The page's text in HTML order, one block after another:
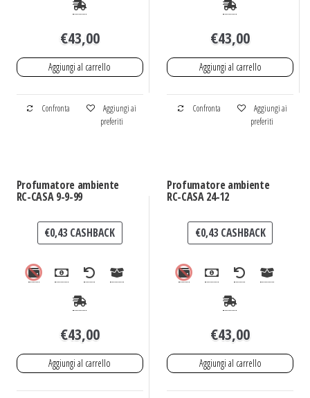
€43,00
Aggiungi al carrello
Confronta
Aggiungi ai
preferiti
€43,00
Aggiungi al carrello
Confronta
Aggiungi ai
preferiti
Profumatore ambiente
RC-CASA 9-9-99
€0,43 CASHBACK
€43,00
Aggiungi al carrello
Profumatore ambiente
RC-CASA 24-12
€0,43CASHBACK
€43,00
Aggiungi al carrello